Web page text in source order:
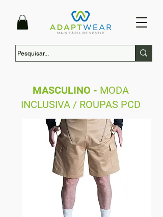
MASCULINO - MODA
INCLUSIVA / ROUPAS PCD